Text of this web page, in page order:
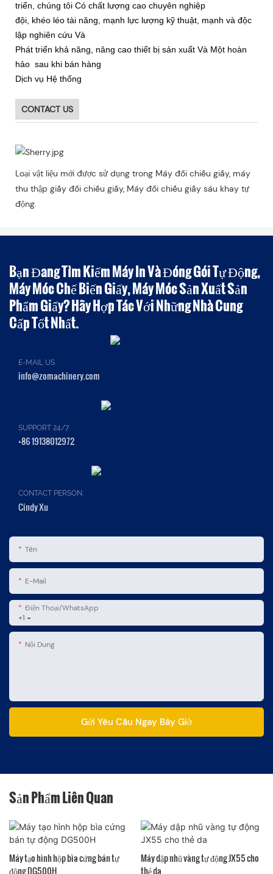
triển, chúng tôi Có chất lượng cao chuyên nghiệp
đội, khéo léo tài năng, mạnh lực lượng kỹ thuật, mạnh và độc
lập nghiên cứu Và
Phát triển khả năng, nâng cao thiết bị sản xuất Và Một hoàn
hảo sau khi bán hàng
Dịch vụ Hệ thống
CONTACT US
Loại vật liệu mới được sử dụng trong Máy đối chiếu giấy, máy
thu thập giấy đối chiếu giấy, Máy đối chiếu giấy sáu khay tự
động.
Bạn Đang Tìm Kiếm Máy In Và Đóng Gói Tự Động,
Máy Móc Chế Biến Giấy, Máy Móc Sản Xuất Sản
Phẩm Giấy? Hãy Hợp Tác Với Những Nhà Cung
Cấp Tốt Nhất.
E-MAIL US
info@zomachinery.com
SUPPORT 24/7
+86 19138012972
CONTACT PERSON:
Cindy Xu
Tên
E-Mail
+1
Điện Thoại/WhatsApp
Nội Dung
Gửi Yêu Cầu Ngay Bây Giờ
Sản Phẩm Liên Quan
Máy tạo hình hộp bìa cứng bán tự
động DG500H
Máy dập nhũ vàng tự động JX55 cho
thẻ da